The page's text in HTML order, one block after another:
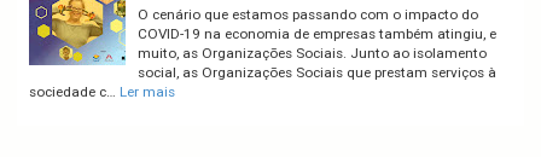
O cenário que estamos passando com o impacto do
COVID-19 na economia de empresas também atingiu, e
muito, as Organizações Sociais. Junto ao isolamento
social, as Organizações Sociais que prestam serviços à
sociedade c… Ler mais